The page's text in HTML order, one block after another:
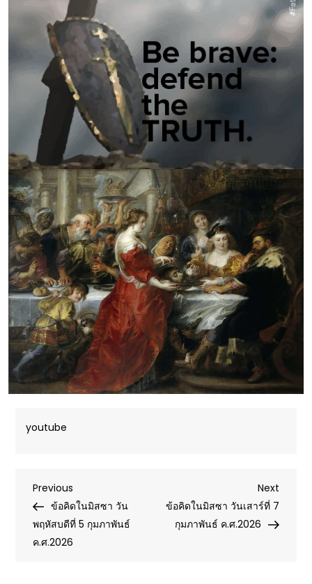
youtube
Post
navigation
Previous
Post
Previous
ข้อคิดในมิสซา วัน
พฤหัสบดีที่ 5 กุมภาพันธ์
ค.ศ.2026
Next
Post
Next
ข้อคิดในมิสซา วันเสาร์ที่ 7
กุมภาพันธ์ ค.ศ.2026